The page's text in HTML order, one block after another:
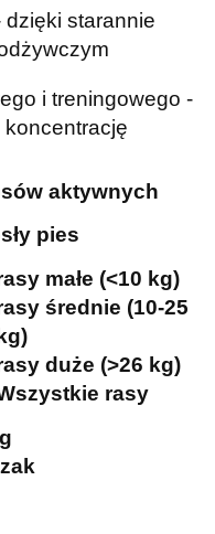
starannie
i treningowego -
koncentrację
aktywnych
pies
małe (<10 kg)
średnie (10-25
duże (>26 kg)
rasy